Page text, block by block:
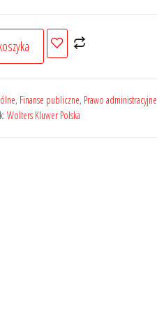
, Finanse publiczne, Prawo administracyjne
Wolters Kluwer Polska